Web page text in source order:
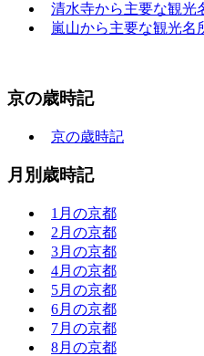
清水寺から主要な観光
嵐山から主要な観光名
京の歳時記
京の歳時記
月別歳時記
1月の京都
2月の京都
3月の京都
4月の京都
5月の京都
6月の京都
7月の京都
8月の京都